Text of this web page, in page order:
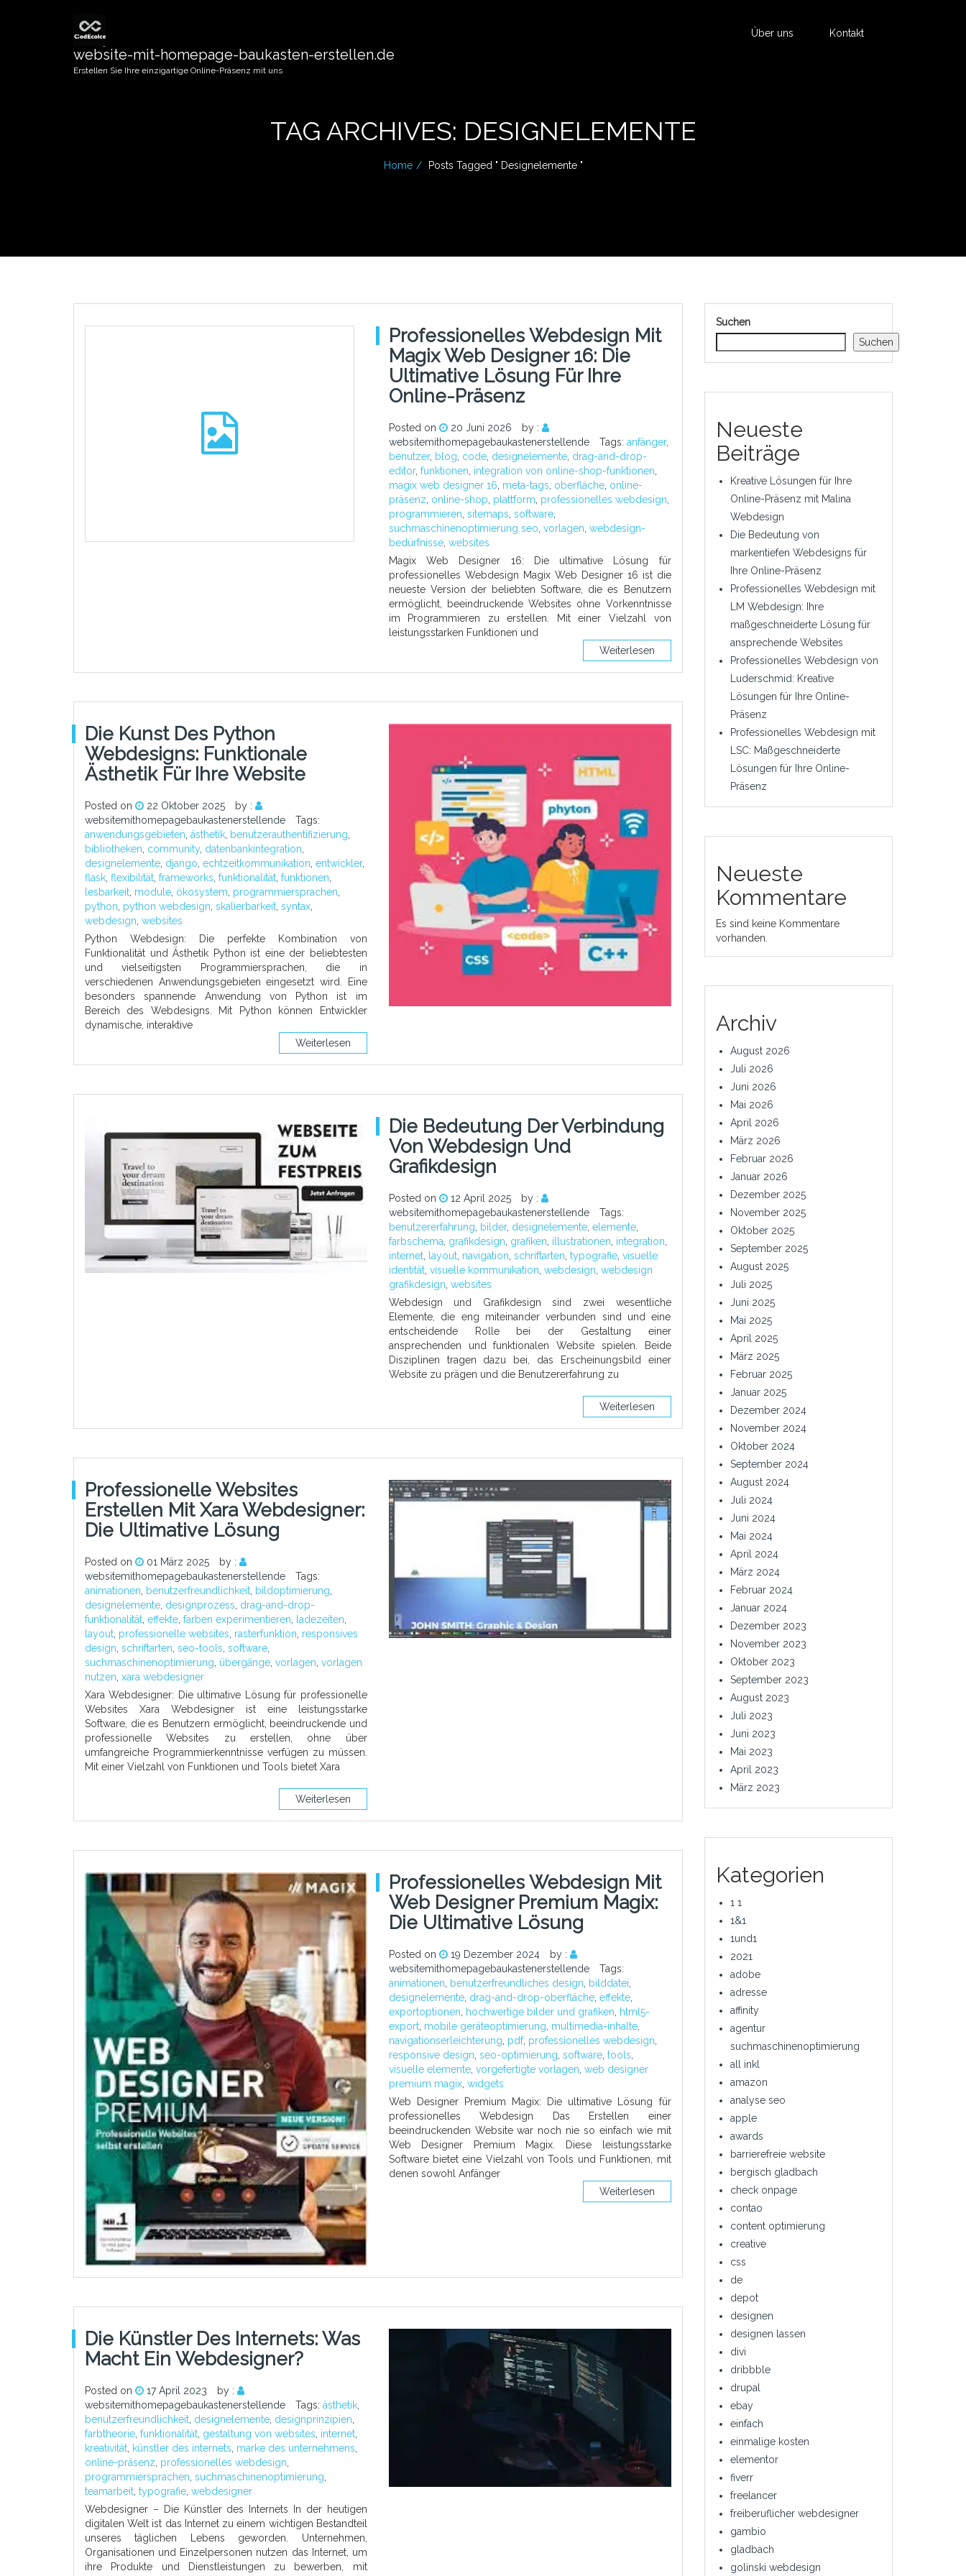
website-mit-homepage-baukasten-erstellen.de
Erstellen Sie Ihre einzigartige Online-Präsenz mit uns
Über uns Kontakt
TAG ARCHIVES: DESIGNELEMENTE
Home Posts Tagged " Designelemente "
Professionelles Webdesign Mit
Magix Web Designer 16: Die
Ultimative Lösung Für Ihre
Online-Präsenz
Posted on 20 Juni 2026
by :
websitemithomepagebaukastenerstellende
Tags: anfänger,
benutzer, blog code, designelemente, drag-and-drop-
editor, funktionen integration von online-shop-funktionen
magix web designer 16 meta-tags oberfläche, online-
präsenz online-shop plattform professionelles webdesign
programmieren sitemaps software,
suchmaschinenoptimierung seo vorlagen webdesign-
bedürfnisse, websites
Magix Web Designer 16: Die ultimative Lösung für
professionelles Webdesign Magix Web Designer 16 ist die
neueste Version der beliebten Software, die es Benutzern
ermöglicht, beeindruckende Websites ohne Vorkenntnisse
im Programmieren zu erstellen. Mit einer Vielzahl von
leistungsstarken Funktionen und
Weiterlesen
Die Kunst Des Python
Webdesigns: Funktionale
Ästhetik Für Ihre Website
Posted on 22 Oktober 2025
by :
websitemithomepagebaukastenerstellende
Tags:
anwendungsgebieten ästhetik benutzerauthentifizierung
bibliotheken community, datenbankintegration
designelemente django echtzeitkommunikation entwickler,
flask flexibilität frameworks funktionalität funktionen
lesbarkeit module ökosystem programmiersprachen
python python webdesign skalierbarkeit syntax
webdesign websites
Python Webdesign: Die perfekte Kombination von
Funktionalität und Ästhetik Python ist eine der beliebtesten
und vielseitigsten Programmiersprachen, die in
verschiedenen Anwendungsgebieten eingesetzt wird. Eine
besonders spannende Anwendung von Python ist im
Bereich des Webdesigns. Mit Python können Entwickler
dynamische, interaktive
Weiterlesen
Die Bedeutung Der Verbindung
Von Webdesign Und
Grafikdesign
Posted on 12 April 2025
by :
websitemithomepagebaukastenerstellende
Tags:
benutzererfahrung
bilder, designelemente, elemente,
farbschema grafikdesign grafiken illustrationen integration
internet, layout, navigation schriftarten typografie, visuelle
identität, visuelle kommunikation webdesign webdesign
grafikdesign websites
Webdesign und Grafikdesign sind zwei wesentliche
Elemente, die eng miteinander verbunden sind und eine
entscheidende Rolle bei der Gestaltung einer
ansprechenden und funktionalen Website spielen. Beide
Disziplinen tragen dazu bei, das Erscheinungsbild einer
Website zu prägen und die Benutzererfahrung zu
Weiterlesen
Professionelle Websites
Erstellen Mit Xara Webdesigner:
Die Ultimative Lösung
Posted on 01 März 2025
by :
websitemithomepagebaukastenerstellende
Tags:
animationen
benutzerfreundlichkeit bildoptimierung
designelemente designprozess drag-and-drop-
funktionalität effekte farben experimentieren ladezeiten
layout professionelle websites rasterfunktion responsives
design schriftarten seo-tools software
suchmaschinenoptimierung übergänge vorlagen vorlagen
nutzen xara webdesigner
Xara Webdesigner: Die ultimative Lösung für professionelle
Websites Xara Webdesigner ist eine leistungsstarke
Software, die es Benutzern ermöglicht, beeindruckende und
professionelle Websites zu erstellen, ohne über
umfangreiche Programmierkenntnisse verfügen zu müssen.
Mit einer Vielzahl von Funktionen und Tools bietet Xara
Weiterlesen
Professionelles Webdesign Mit
Web Designer Premium Magix:
Die Ultimative Lösung
Posted on 19 Dezember 2024
by :
websitemithomepagebaukastenerstellende
Tags:
animationen
benutzerfreundliches design bilddatei
designelemente, drag-and-drop-oberfläche, effekte,
exportoptionen
hochwertige bilder und grafiken
html5-
export, mobile geräteoptimierung multimedia-inhalte,
navigationserleichterung pdf, professionelles webdesign
responsive design seo-optimierung software, tools
visuelle elemente, vorgefertigte vorlagen web designer
premium magix, widgets
Web Designer Premium Magix: Die ultimative Lösung für
professionelles Webdesign Das Erstellen einer
beeindruckenden Website war noch nie so einfach wie mit
Web Designer Premium Magix. Diese leistungsstarke
Software bietet eine Vielzahl von Tools und Funktionen, mit
denen sowohl Anfänger
Weiterlesen
Die Künstler Des Internets: Was
Macht Ein Webdesigner?
Posted on 17 April 2023
by :
websitemithomepagebaukastenerstellende
Tags: ästhetik
benutzerfreundlichkeit designelemente designprinzipien
farbtheorie funktionalität gestaltung von websites internet
kreativität künstler des internets marke des unternehmens
online-präsenz professionelles webdesign
programmiersprachen suchmaschinenoptimierung
teamarbeit typografie webdesigner
Webdesigner – Die Künstler des Internets In der heutigen
digitalen Welt ist das Internet zu einem wichtigen Bestandteil
unseres täglichen Lebens geworden. Unternehmen,
Organisationen und Einzelpersonen nutzen das Internet, um
ihre Produkte und Dienstleistungen zu bewerben, mit
Suchen
Suchen
Neueste
Beiträge
Kreative Lösungen für Ihre
Online-Präsenz mit Malina
Webdesign
Die Bedeutung von
markentiefen Webdesigns für
Ihre Online-Präsenz
Professionelles Webdesign mit
LM Webdesign: Ihre
maßgeschneiderte Lösung für
ansprechende Websites
Professionelles Webdesign von
Luderschmid: Kreative
Lösungen für Ihre Online-
Präsenz
Professionelles Webdesign mit
LSC: Maßgeschneiderte
Lösungen für Ihre Online-
Präsenz
Neueste
Kommentare
Es sind keine Kommentare
vorhanden.
Archiv
August 2026
Juli 2026
Juni 2026
Mai 2026
April 2026
März 2026
Februar 2026
Januar 2026
Dezember 2025
November 2025
Oktober 2025
September 2025
August 2025
Juli 2025
Juni 2025
Mai 2025
April 2025
März 2025
Februar 2025
Januar 2025
Dezember 2024
November 2024
Oktober 2024
September 2024
August 2024
Juli 2024
Juni 2024
Mai 2024
April 2024
März 2024
Februar 2024
Januar 2024
Dezember 2023
November 2023
Oktober 2023
September 2023
August 2023
Juli 2023
Juni 2023
Mai 2023
April 2023
März 2023
Kategorien
1 1
1&1
1und1
2021
adobe
adresse
affinity
agentur
suchmaschinenoptimierung
all inkl
amazon
analyse seo
apple
awards
barrierefreie website
bergisch gladbach
check onpage
contao
content optimierung
creative
css
de
depot
designen
designen lassen
divi
dribbble
drupal
ebay
einfach
einmalige kosten
elementor
fiverr
freelancer
freiberuflicher webdesigner
gambio
gladbach
golinski webdesign